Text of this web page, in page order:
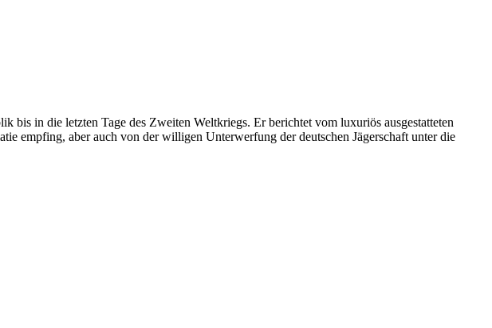
bis in die letzten Tage des Zweiten Weltkriegs. Er berichtet vom luxuriös ausgestatteten
empfing, aber auch von der willigen Unterwerfung der deutschen Jägerschaft unter die